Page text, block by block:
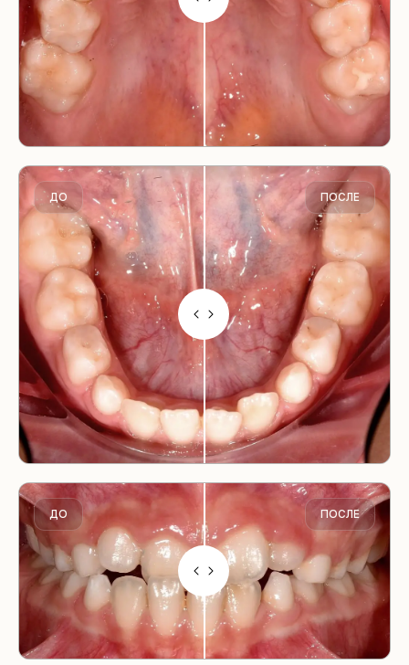
ДО ПОСЛЕ
ДО ПОСЛЕ